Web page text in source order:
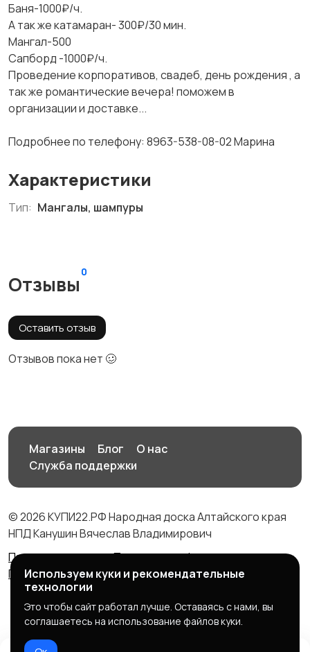
Баня-1000₽/ч.
А так же катамаран- 300₽/30 мин.
Мангал-500
Сапборд -1000₽/ч.
Проведение корпоративов, свадеб, день рождения , а
так же романтические вечера! поможем в
организации и доставке...
Подробнее по телефону: 8963-538-08-02 Марина
Характеристики
Тип: Мангалы, шампуры
Отзывы
0
Оставить отзыв
Отзывов пока нет 🥴
Магазины Блог
О нас
Служба поддержки
© 2026 КУПИ22.РФ Народная доска Алтайского края
НПД Канушин Вячеслав Владимирович
Правила сервиса
Политика конфиденциальности
Политика использования cookie
Используем куки и рекомендательные
технологии
Это чтобы сайт работал лучше. Оставаясь с нами, вы
соглашаетесь на использование файлов куки.